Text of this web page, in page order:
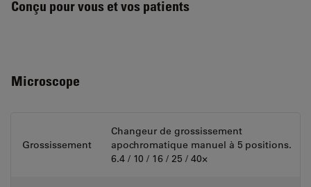
Conçu pour vous et vos patients
Microscope
Grossissement
Changeur de grossissement
apochromatique manuel à 5 positions.
6.4 / 10 / 16 / 25 / 40×